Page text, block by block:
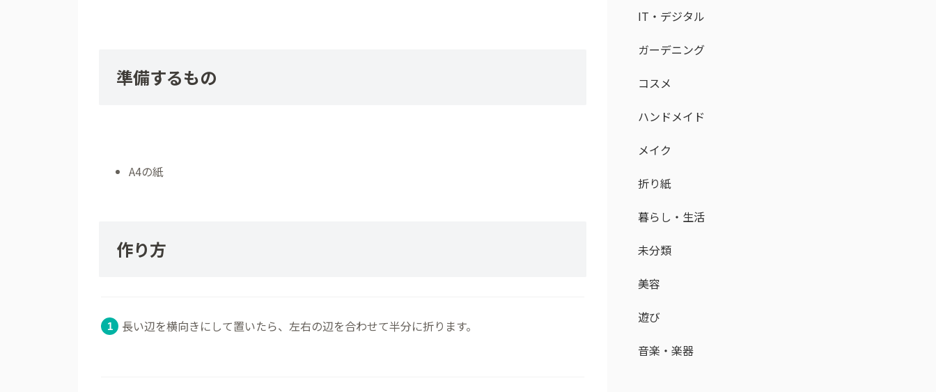
準備するもの
A4の紙
作り方
長い辺を横向きにして置いたら、左右の辺を合わせて半分に折ります。
IT・デジタル
ガーデニング
コスメ
ハンドメイド
メイク
折り紙
暮らし・生活
未分類
美容
遊び
音楽・楽器